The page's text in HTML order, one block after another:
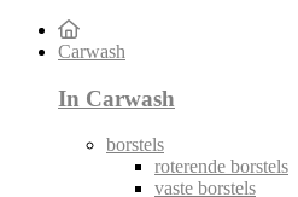
Carwash
In Carwash
borstels
roterende borstels
vaste borstels